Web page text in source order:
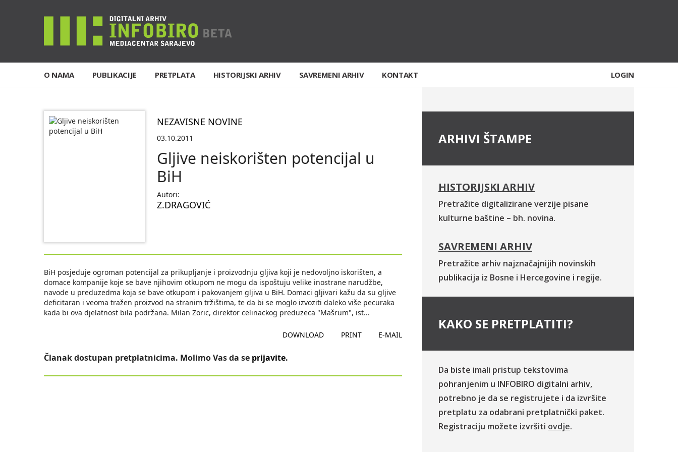
O NAMA PUBLIKACIJE PRETPLATA HISTORIJSKI ARHIV SAVREMENI ARHIV KONTAKT LOGIN
NEZAVISNE NOVINE
03.10.2011
Gljive neiskorišten potencijal u
BiH
Autori:
Z.DRAGOVIĆ
BiH posjeduje ogroman potencijal za prikupljanje i proizvodnju gljiva koji je nedovoljno iskorišten, a
domace kompanije koje se bave njihovim otkupom ne mogu da ispoštuju velike inostrane narudžbe,
navode u preduzedma koja se bave otkupom i pakovanjem gljiva u BiH. Domaci gljivari kažu da su gljive
deficitaran i veoma tražen proizvod na stranim tržištima, te da bi se moglo izvoziti daleko više pecuraka
kada bi ova djelatnost bila podržana. Milan Zoric, direktor celinackog preduzeca "Mašrum", ist...
DOWNLOAD PRINT E-MAIL
Članak dostupan pretplatnicima. Molimo Vas da se prijavite.
ARHIVI ŠTAMPE
HISTORIJSKI ARHIV
Pretražite digitalizirane verzije pisane
kulturne baštine – bh. novina.
SAVREMENI ARHIV
Pretražite arhiv najznačajnijih novinskih
publikacija iz Bosne i Hercegovine i regije.
KAKO SE PRETPLATITI?
Da biste imali pristup tekstovima
pohranjenim u INFOBIRO digitalni arhiv,
potrebno je da se registrujete i da izvršite
pretplatu za odabrani pretplatnički paket.
Registraciju možete izvršiti ovdje.